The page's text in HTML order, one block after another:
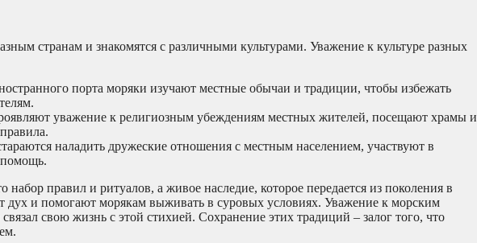
странам и знакомятся с различными культурами. Уважение к культуре разных
порта моряки изучают местные обычаи и традиции, чтобы избежать
уважение к религиозным убеждениям местных жителей, посещают храмы и
наладить дружеские отношения с местным населением, участвуют в
правил и ритуалов, а живое наследие, которое передается из поколения в
и помогают морякам выживать в суровых условиях. Уважение к морским
свою жизнь с этой стихией. Сохранение этих традиций – залог того, что